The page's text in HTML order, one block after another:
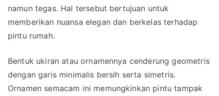
namun tegas. Hal tersebut bertujuan untuk
memberikan nuansa elegan dan berkelas terhadap
pintu rumah.
Bentuk ukiran atau ornamennya cenderung geometris
dengan garis minimalis bersih serta simetris.
Ornamen semacam ini memungkinkan pintu tampak